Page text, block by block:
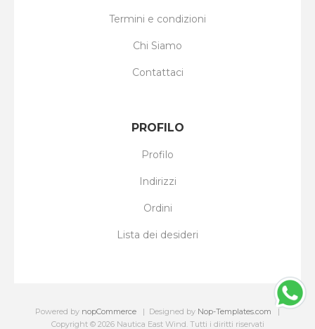
Termini e condizioni
Chi Siamo
Contattaci
PROFILO
Profilo
Indirizzi
Ordini
Lista dei desideri
Powered by nopCommerce Designed by Nop-Templates.com
Copyright © 2026 Nautica East Wind. Tutti i diritti riservati